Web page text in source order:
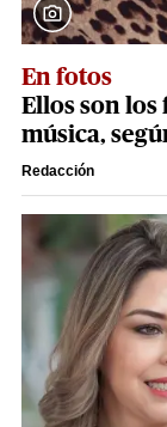
En fotos
Ellos son los
música,
Redacción